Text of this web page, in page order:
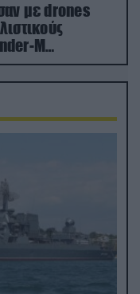
με drones
M
με στρατιωτικό